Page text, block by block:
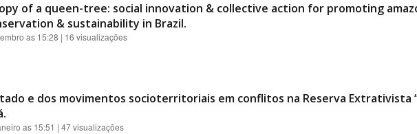
of a queen-tree: social innovation & collective action for promoting
& sustainability in Brazil.
as 15:28 | 16 visualizações
e dos movimentos socioterritoriais em conflitos na Reserva Extrativista
as 15:51 | 47 visualizações